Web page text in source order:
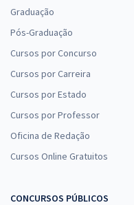
Graduação
Pós-Graduação
Cursos por Concurso
Cursos por Carreira
Cursos por Estado
Cursos por Professor
Oficina de Redação
Cursos Online Gratuitos
CONCURSOS PÚBLICOS